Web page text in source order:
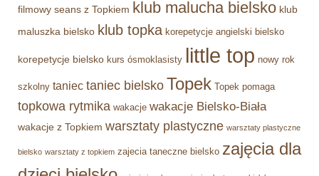
filmowy seans z Topkiem klub malucha bielsko klub
maluszka bielsko klub topka korepetycje angielski bielsko
korepetycje bielsko kurs ósmoklasisty little top nowy rok
szkolny taniec taniec bielsko Topek Topek pomaga
topkowa rytmika wakacje wakacje Bielsko-Biała
wakacje z Topkiem warsztaty plastyczne warsztaty plastyczne
bielsko warsztaty z topkiem zajecia taneczne bielsko zajęcia dla